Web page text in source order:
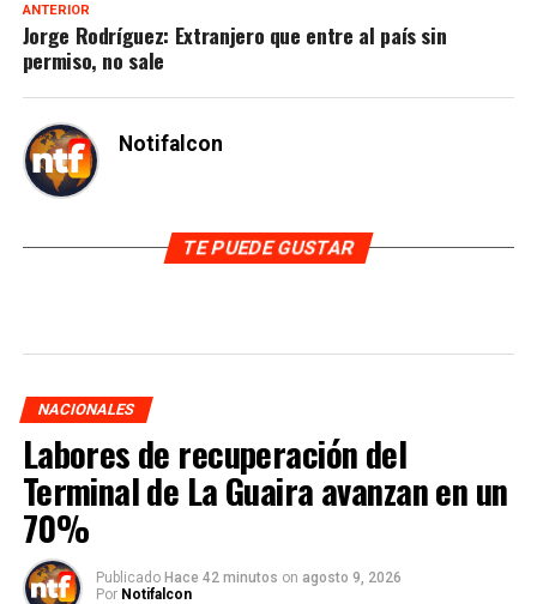
ANTERIOR
Jorge Rodríguez: Extranjero que entre al país sin
permiso, no sale
Notifalcon
TE PUEDE GUSTAR
NACIONALES
Labores de recuperación del
Terminal de La Guaira avanzan en un
70%
Publicado Hace 42 minutos on agosto 9, 2026
Por Notifalcon